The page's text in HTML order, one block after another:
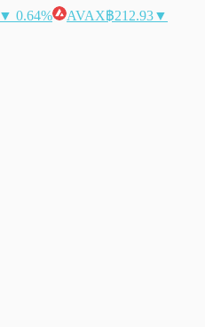
▼ 0.64% AVAX฿212.93▼